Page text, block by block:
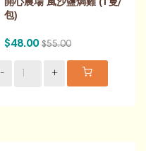
開心農場 風沙鹽焗雞 (1隻/
包)
$48.00 $55.00
- +